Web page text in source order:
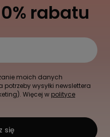
rabatu
moich danych
wysyłki newslettera
Więcej w polityce
się